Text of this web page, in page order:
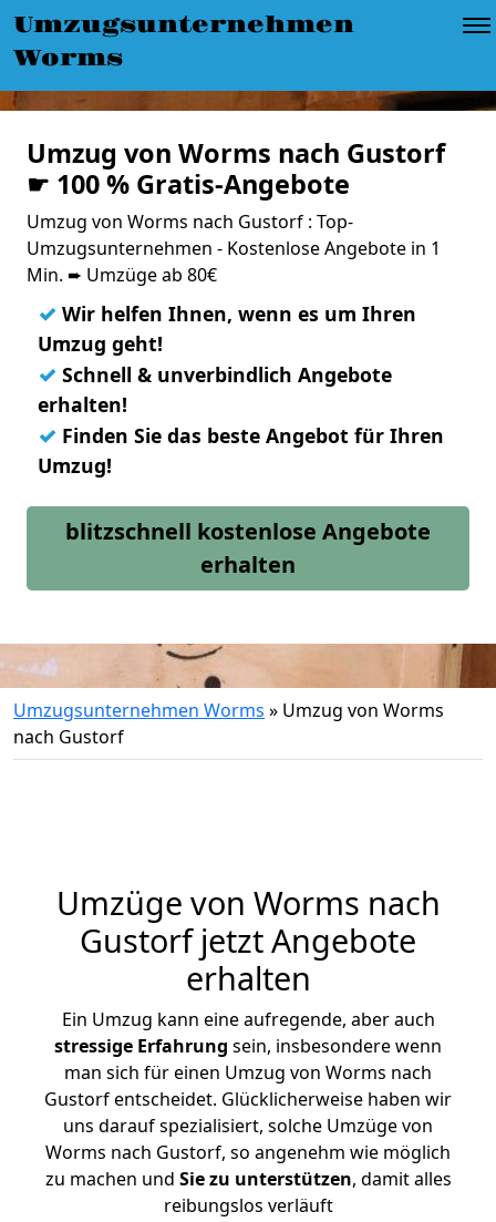
Umzugsunternehmen
Worms
Umzug von Worms nach Gustorf
☛ 100 % Gratis-Angebote
Umzug von Worms nach Gustorf : Top-
Umzugsunternehmen - Kostenlose Angebote in 1
Min. ➨ Umzüge ab 80€
✓ Wir helfen Ihnen, wenn es um Ihren
Umzug geht!
✓ Schnell & unverbindlich Angebote
erhalten!
✓ Finden Sie das beste Angebot für Ihren
Umzug!
blitzschnell kostenlose Angebote
erhalten
Umzugsunternehmen Worms » Umzug von Worms
nach Gustorf
Umzüge von Worms nach
Gustorf jetzt Angebote
erhalten
Ein Umzug kann eine aufregende, aber auch
stressige Erfahrung sein, insbesondere wenn
man sich für einen Umzug von Worms nach
Gustorf entscheidet. Glücklicherweise haben wir
uns darauf spezialisiert, solche Umzüge von
Worms nach Gustorf, so angenehm wie möglich
zu machen und Sie zu unterstützen, damit alles
reibungslos verläuft